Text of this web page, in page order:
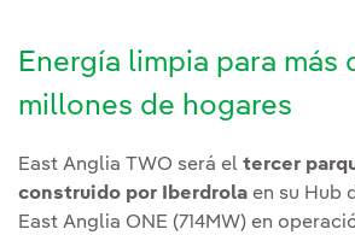
Energía limpia para más
millones de hogares
East Anglia TWO será el tercer
construido por Iberdrola en su Hub
East Anglia ONE (714MW) en